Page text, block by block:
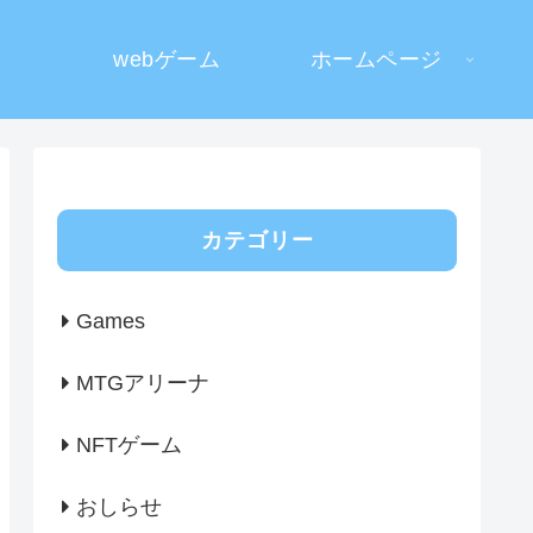
webゲーム ホームページ
カテゴリー
Games
MTGアリーナ
NFTゲーム
おしらせ